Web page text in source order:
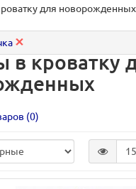
для новорожденных
в кроватку
(0)